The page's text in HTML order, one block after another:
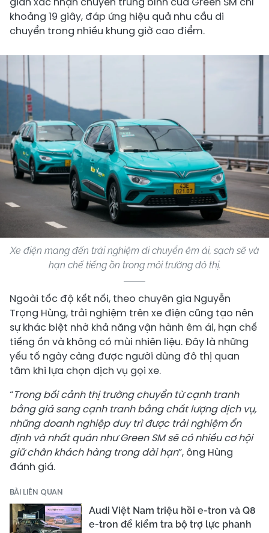
khoảng 19 giây, đáp ứng hiệu quả nhu cầu di
chuyển trong nhiều khung giờ cao điểm.
Xe điện mang đến trải nghiệm di chuyển êm ái, sạch sẽ và
hạn chế tiếng ồn trong môi trường đô thị.
Ngoài tốc độ kết nối, theo chuyên gia Nguyễn
Trọng Hùng, trải nghiệm trên xe điện cũng tạo nên
sự khác biệt nhờ khả năng vận hành êm ái, hạn chế
tiếng ồn và không có mùi nhiên liệu. Đây là những
yếu tố ngày càng được người dùng đô thị quan
tâm khi lựa chọn dịch vụ gọi xe.
“Trong bối cảnh thị trường chuyển từ cạnh tranh
bằng giá sang cạnh tranh bằng chất lượng dịch vụ,
những doanh nghiệp duy trì được trải nghiệm ổn
định và nhất quán như Green SM sẽ có nhiều cơ hội
giữ chân khách hàng trong dài hạn”, ông Hùng
đánh giá.
BÀI LIÊN QUAN
Audi Việt Nam triệu hồi e-tron và Q8
e-tron để kiểm tra bộ trợ lực phanh